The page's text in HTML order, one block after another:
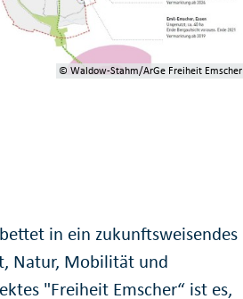
© Waldow-Stahm/ArGe Freiheit Emscher
in ein zukunftsweisendes
Natur, Mobilität und
"Freiheit Emscher“ ist es,